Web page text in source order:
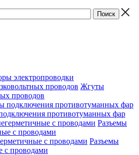
электропроводки
Жгуты
проводов
противотуманных фар
Разъемы
с проводами
Разъемы
с проводами